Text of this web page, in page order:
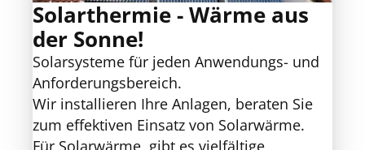
Solarthermie - Wärme aus
der Sonne!
Solarsysteme für jeden Anwendungs- und
Anforderungsbereich.
Wir installieren Ihre Anlagen, beraten Sie
zum effektiven Einsatz von Solarwärme.